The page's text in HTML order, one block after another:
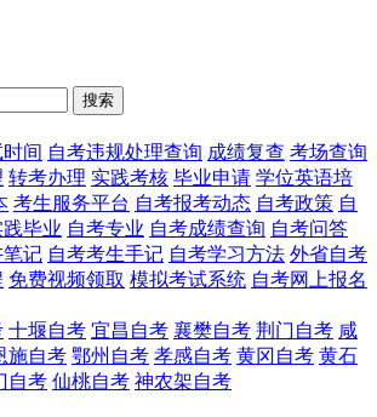
搜索
间 自考违规处理查询 成绩复查 考场查询
转考办理 实践考核 毕业申请 学位英语培
考生服务平台 自考报考动态 自考政策 自
毕业 自考专业 自考成绩查询 自考问答
笔记 自考考生手记 自考学习方法 外省自考
免费视频领取 模拟考试系统 自考网上报名
十堰自考 宜昌自考 襄樊自考 荆门自考 咸
施自考 鄂州自考 孝感自考 黄冈自考 黄石
自考 仙桃自考 神农架自考